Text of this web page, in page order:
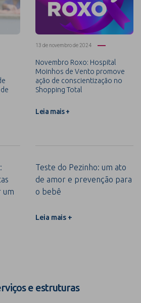
13 de novembro de 2024
Novembro Roxo: Hospital
Moinhos de Vento promove
ação de conscientização no
Shopping Total
Leia mais +
um
Teste do Pezinho: um ato
de amor e prevenção para
o bebê
Leia mais +
e estruturas